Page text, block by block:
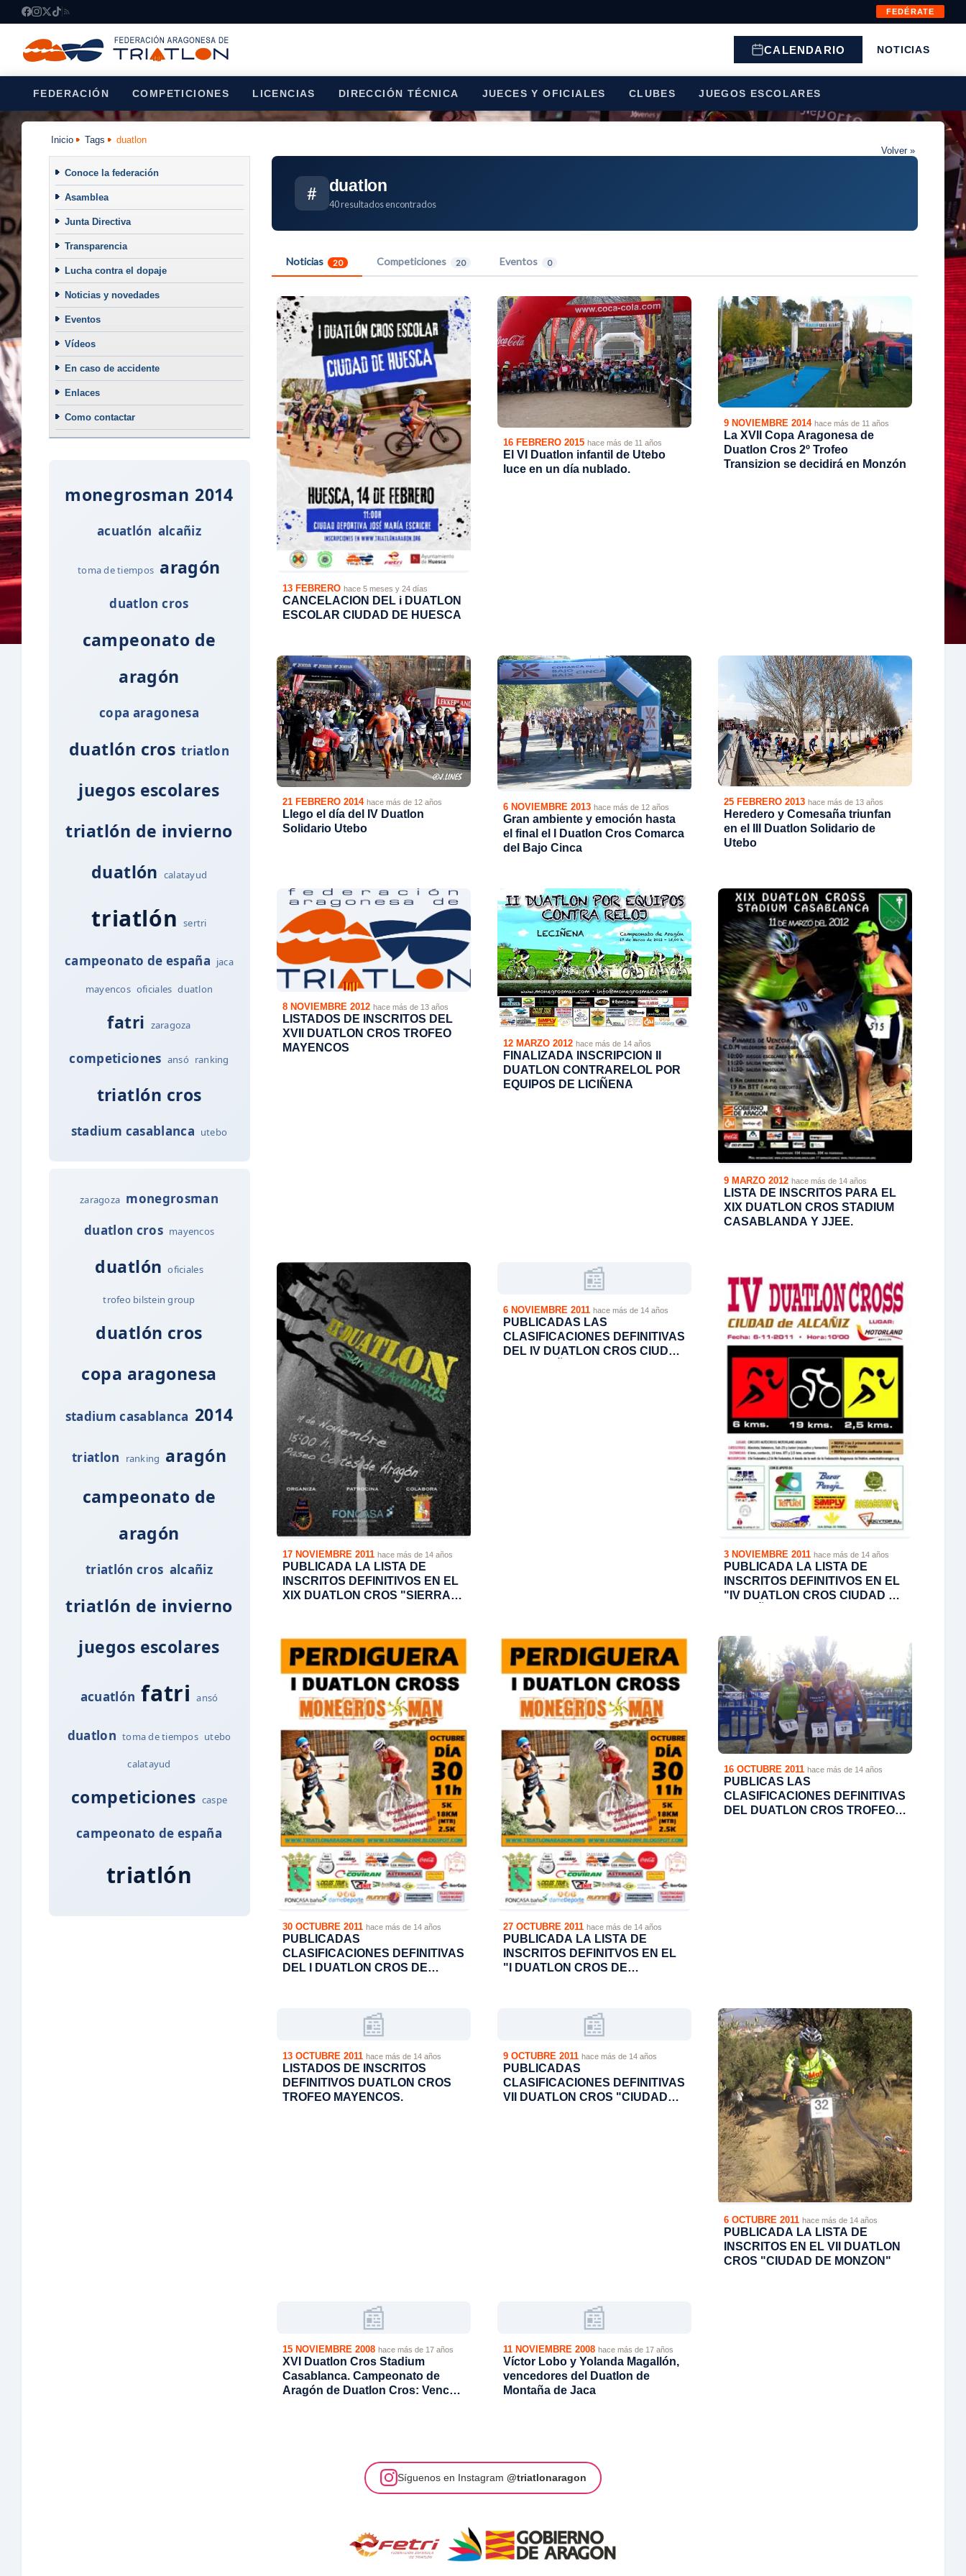
FEDÉRATE
CALENDARIO NOTICIAS
FEDERACIÓN COMPETICIONES LICENCIAS DIRECCIÓN TÉCNICA JUECES Y OFICIALES CLUBES JUEGOS ESCOLARES
Inicio Tags
duatlon
Volver »
Conoce la federación
Asamblea
Junta Directiva
Transparencia
Lucha contra el dopaje
Noticias y novedades
Eventos
Vídeos
En caso de accidente
Enlaces
Como contactar
monegrosman 2014
acuatlón alcañiz
toma de tiempos aragón
duatlon cros
campeonato de
aragón
copa aragonesa
duatlón cros triatlon
juegos escolares
triatlón de invierno
duatlón calatayud
triatlón sertri
campeonato de españa jaca
mayencos oficiales duatlon
fatri zaragoza
competiciones ansó ranking
triatlón cros
stadium casablanca utebo
zaragoza monegrosman
duatlon cros mayencos
duatlón oficiales
trofeo bilstein group
duatlón cros
copa aragonesa
stadium casablanca 2014
triatlon ranking aragón
campeonato de
aragón
triatlón cros alcañiz
triatlón de invierno
juegos escolares
acuatlón fatri ansó
duatlon toma de tiempos utebo
calatayud
competiciones caspe
campeonato de españa
triatlón
# duatlon
40 resultados encontrados
Noticias 20 Competiciones 20 Eventos 0
13 FEBRERO hace 5 meses y 24 días
CANCELACION DEL i DUATLON
ESCOLAR CIUDAD DE HUESCA
16 FEBRERO 2015 hace más de 11 años
El VI Duatlon infantil de Utebo
luce en un día nublado.
9 NOVIEMBRE 2014 hace más de 11 años
La XVII Copa Aragonesa de
Duatlon Cros 2º Trofeo
Transizion se decidirá en Monzón
21 FEBRERO 2014 hace más de 12 años
Llego el día del IV Duatlon
Solidario Utebo
6 NOVIEMBRE 2013 hace más de 12 años
Gran ambiente y emoción hasta
el final el I Duatlon Cros Comarca
del Bajo Cinca
25 FEBRERO 2013 hace más de 13 años
Heredero y Comesaña triunfan
en el III Duatlon Solidario de
Utebo
8 NOVIEMBRE 2012 hace más de 13 años
LISTADOS DE INSCRITOS DEL
XVII DUATLON CROS TROFEO
MAYENCOS
12 MARZO 2012 hace más de 14 años
FINALIZADA INSCRIPCION II
DUATLON CONTRARELOL POR
EQUIPOS DE LICIÑENA
9 MARZO 2012 hace más de 14 años
LISTA DE INSCRITOS PARA EL
XIX DUATLON CROS STADIUM
CASABLANDA Y JJEE.
17 NOVIEMBRE 2011 hace más de 14 años
PUBLICADA LA LISTA DE
INSCRITOS DEFINITIVOS EN EL
XIX DUATLON CROS "SIERRA
📰
6 NOVIEMBRE 2011 hace más de 14 años
PUBLICADAS LAS
CLASIFICACIONES DEFINITIVAS
DEL IV DUATLON CROS CIUDAD
3 NOVIEMBRE 2011 hace más de 14 años
PUBLICADA LA LISTA DE
INSCRITOS DEFINITIVOS EN EL
"IV DUATLON CROS CIUDAD DE
30 OCTUBRE 2011 hace más de 14 años
PUBLICADAS
CLASIFICACIONES DEFINITIVAS
DEL I DUATLON CROS DE
27 OCTUBRE 2011 hace más de 14 años
PUBLICADA LA LISTA DE
INSCRITOS DEFINITVOS EN EL
"I DUATLON CROS DE
16 OCTUBRE 2011 hace más de 14 años
PUBLICAS LAS
CLASIFICACIONES DEFINITIVAS
DEL DUATLON CROS TROFEO
📰
13 OCTUBRE 2011 hace más de 14 años
LISTADOS DE INSCRITOS
DEFINITIVOS DUATLON CROS
TROFEO MAYENCOS.
📰
9 OCTUBRE 2011 hace más de 14 años
PUBLICADAS
CLASIFICACIONES DEFINITIVAS
VII DUATLON CROS "CIUDAD
6 OCTUBRE 2011 hace más de 14 años
PUBLICADA LA LISTA DE
INSCRITOS EN EL VII DUATLON
CROS "CIUDAD DE MONZON"
📰
15 NOVIEMBRE 2008 hace más de 17 años
XVI Duatlon Cros Stadium
Casablanca. Campeonato de
Aragón de Duatlon Cros: Vencen
📰
11 NOVIEMBRE 2008 hace más de 17 años
Víctor Lobo y Yolanda Magallón,
vencedores del Duatlon de
Montaña de Jaca
Síguenos en Instagram @triatlonaragon